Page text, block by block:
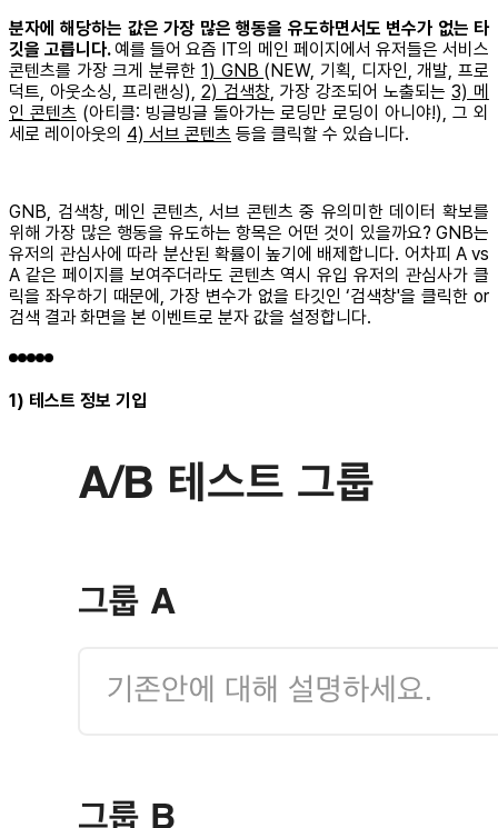
분자에 해당하는 값은 가장 많은 행동을 유도하면서도 변수가 없는 타
깃을 고릅니다.예를 들어 요즘 IT의 메인 페이지에서 유저들은 서비스
콘텐츠를 가장 크게 분류한 1) GNB (NEW, 기획, 디자인, 개발, 프로
덕트, 아웃소싱, 프리랜싱), 2) 검색창, 가장 강조되어 노출되는3) 메
인 콘텐츠 (아티클: 빙글빙글 돌아가는 로딩만 로딩이 아니야!), 그 외
세로 레이아웃의 4) 서브 콘텐츠 등을 클릭할 수 있습니다.
GNB, 검색창, 메인 콘텐츠, 서브 콘텐츠 중 유의미한 데이터 확보를
위해 가장 많은 행동을 유도하는 항목은 어떤 것이 있을까요? GNB는
유저의 관심사에 따라 분산된 확률이 높기에 배제합니다. 어차피 A vs
A 같은 페이지를 보여주더라도 콘텐츠 역시 유입 유저의 관심사가 클
릭을 좌우하기 때문에, 가장 변수가 없을 타깃인 ‘검색창'을 클릭한 or
검색 결과 화면을 본 이벤트로 분자 값을 설정합니다.
1) 테스트 정보 기입